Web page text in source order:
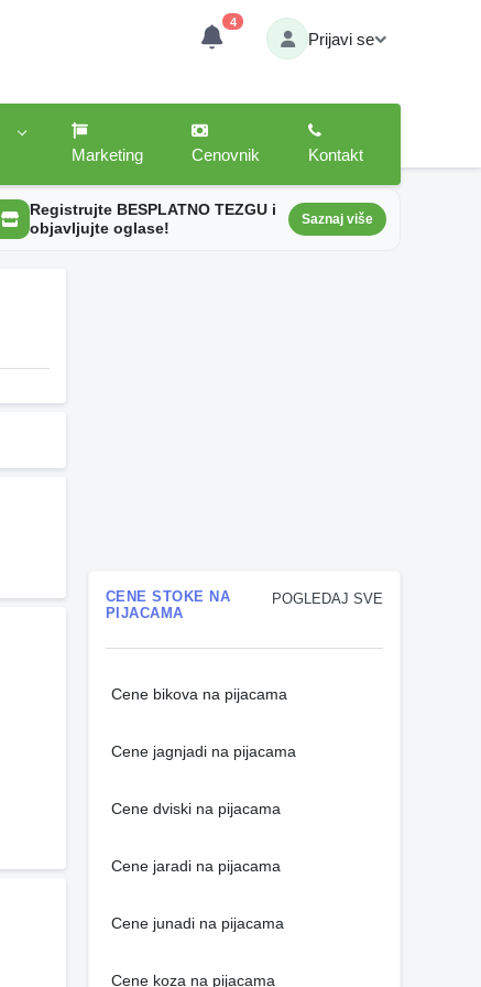
4
Prijavi se
Marketing
Cenovnik Kontakt
Registrujte BESPLATNO TEZGU i
objavljujte oglase!
Saznaj više
POGLEDAJ SVE
CENE STOKE NA
PIJACAMA
Cene bikova na pijacama
Cene jagnjadi na pijacama
Cene dviski na pijacama
Cene jaradi na pijacama
Cene junadi na pijacama
Cene koza na pijacama